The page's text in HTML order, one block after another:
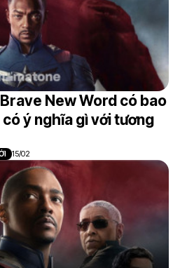
New Word có bao
ý nghĩa gì với tương
15/02